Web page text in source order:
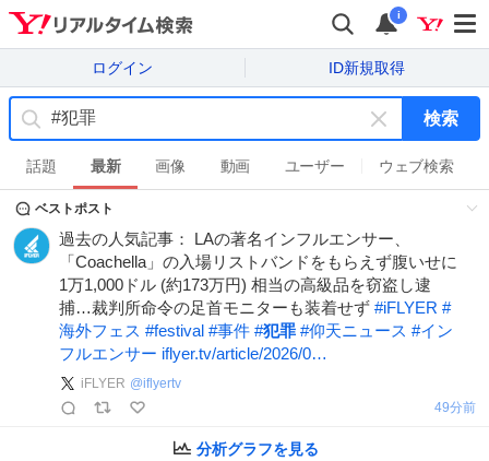
i
ログイン ID新規取得
キ
ー
ワ
ド
を
消
す
検索
話題 最新 画像 動画 ユーザー ウェブ検索
ベストポスト
過去の人気記事： LAの著名インフルエンサー、
「Coachella」の入場リストバンドをもらえず腹いせに
1万1,000ドル (約173万円) 相当の高級品を窃盗し逮
捕…裁判所命令の足首モニターも装着せず #iFLYER #
海外フェス #festival #事件 #犯罪 #仰天ニュース #イン
フルエンサー iflyer.tv/article/2026/0…
iFLYER @iflyertv
49分前
分析グラフを見る